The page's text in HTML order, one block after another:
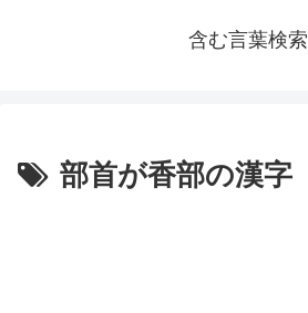
含む言葉検索
部首が香部の漢字